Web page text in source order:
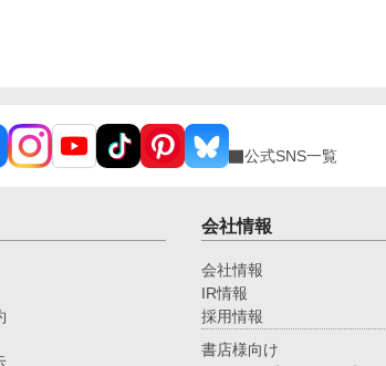
公式SNS一覧
会社情報
会社情報
IR情報
採用情報
書店様向け